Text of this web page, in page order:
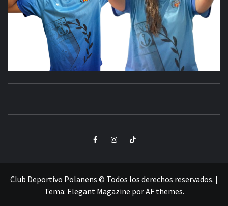
CLUB
DEPORTIVO
ElementoElementoElemento
Club Deportivo Polanens © Todos los derechos reservados. |
Tema: Elegant Magazine porAF themes.